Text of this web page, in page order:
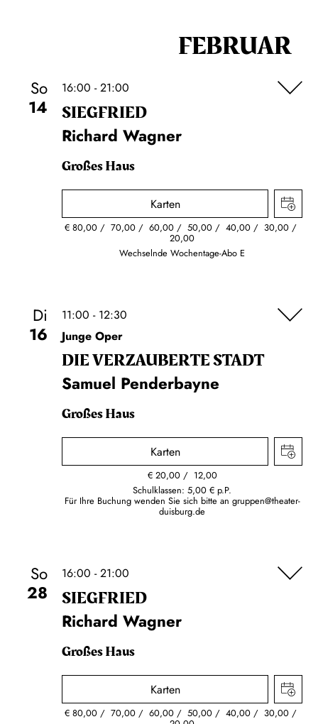
FEBRUAR
So
14
16:00 - 21:00
SIEG­FRIED
Richard Wagner
Großes Haus
Karten
€80,00 70,00 60,00 50,00 40,00 30,00
20,00
Wechselnde Wochentage-Abo E
Di
16
11:00 - 12:30
Junge Oper
DIE VERZAUBERTE STADT
Samuel Penderbayne
Großes Haus
Karten
€ 20,00
12,00
Schulklassen: 5,00 € p.P.
Für Ihre Buchung wenden Sie sich bitte an gruppen@theater-
duisburg.de
So
28
16:00 - 21:00
SIEG­FRIED
Richard Wagner
Großes Haus
Karten
€80,00 70,00 60,00 50,00 40,00 30,00